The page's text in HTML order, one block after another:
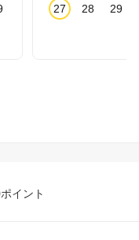
27 28 29
イント